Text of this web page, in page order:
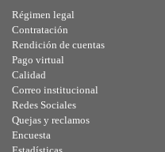
Régimen legal
Contratación
Rendición de cuentas
Pago virtual
Calidad
Correo institucional
Redes Sociales
Quejas y reclamos
Encuesta